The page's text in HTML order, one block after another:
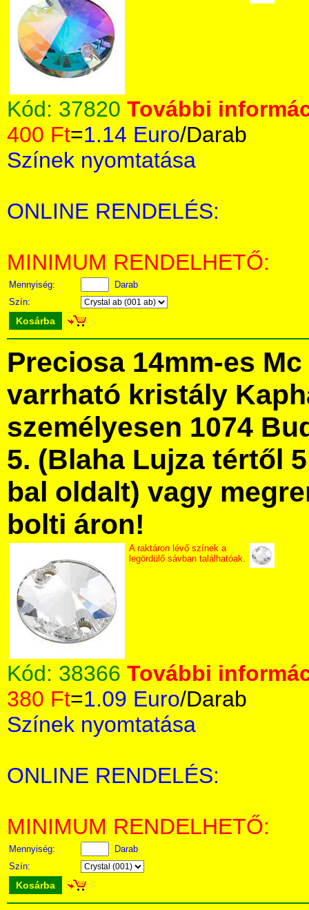
Kód: 37820 További
400 Ft=1.14 Euro/Darab
Színek nyomtatása
ONLINE RENDELÉS:
MINIMUM RENDELHETŐ:
Mennyiség:
Darab
Szín:
Kosárba
Preciosa 14mm-es
varrható kristály
személyesen 1074
5. (Blaha Lujza tértől
bal oldalt) vagy
bolti áron!
A raktáron lévő színek a
legördülő sávban találhatóak.
Kód: 38366 További
380 Ft=1.09 Euro/Darab
Színek nyomtatása
ONLINE RENDELÉS:
MINIMUM RENDELHETŐ:
Mennyiség:
Darab
Szín:
Kosárba